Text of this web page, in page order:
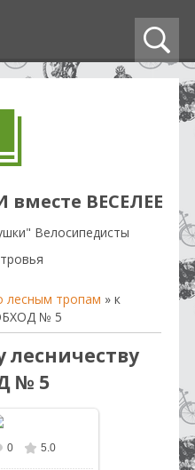
вместе ВЕСЕЛЕЕ
Велосипедисты
лесным тропам » к
№ 5
лесничеству
№ 5
640x480
0 5.0